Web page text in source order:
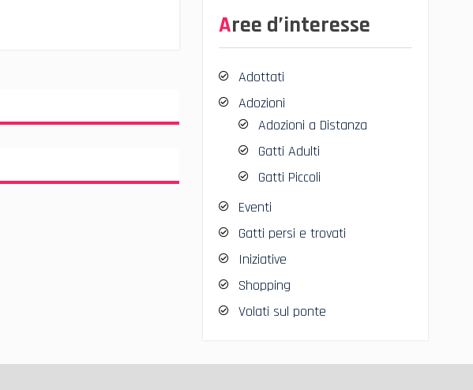
Aree d’interesse
Adottati
Adozioni
Adozioni a Distanza
Gatti Adulti
Gatti Piccoli
Eventi
Gatti persi e trovati
Iniziative
Shopping
Volati sul ponte